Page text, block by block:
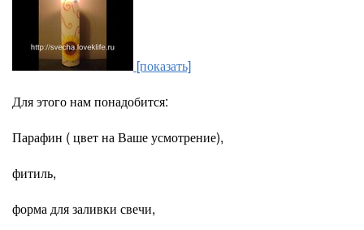
[показать]
Для этого нам понадобится:
Парафин ( цвет на Ваше усмотрение),
фитиль,
форма для заливки свечи,